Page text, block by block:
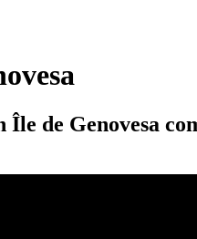
de Genovesa